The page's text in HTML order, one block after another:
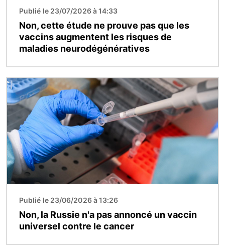
Publié le 23/07/2026 à 14:33
Non, cette étude ne prouve pas que les
vaccins augmentent les risques de
maladies neurodégénératives
Image
Publié le 23/06/2026 à 13:26
Non, la Russie n'a pas annoncé un vaccin
universel contre le cancer